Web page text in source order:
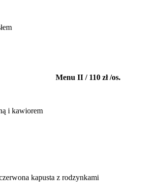
Menu II / 110 zł /os.
i kawiorem
kapusta z rodzynkami